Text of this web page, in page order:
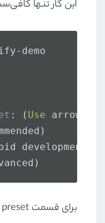
این کار تنها
demo
: ( Use arrow
development)